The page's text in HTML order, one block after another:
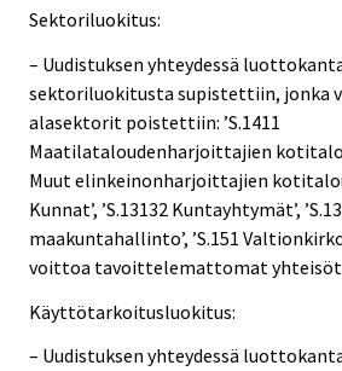
Sektoriluokitus:
– Uudistuksen yhteydessä
sektoriluokitusta supistettiin, jonka
alasektorit poistettiin: ’S.1411
Maatilataloudenharjoittajien
Muut elinkeinonharjoittajien
Kunnat’, ’S.13132 Kuntayhtymät’,
maakuntahallinto’, ’S.151
voittoa tavoittelemattomat
Käyttötarkoitusluokitus:
– Uudistuksen yhteydessä